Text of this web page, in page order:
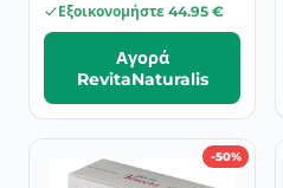
Εξοικονομήστε 44.95 €
Αγορά
RevitaNaturalis
-50%